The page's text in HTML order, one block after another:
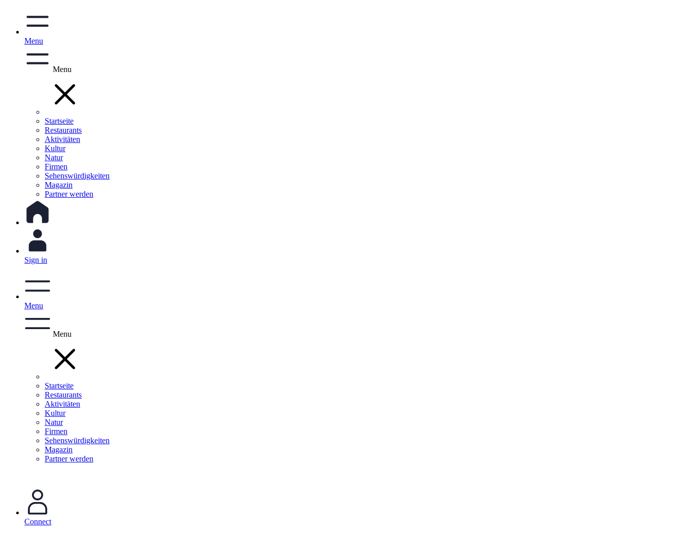
Menu
Menu
Startseite
Restaurants
Aktivitäten
Kultur
Natur
Firmen
Sehenswürdigkeiten
Magazin
Partner werden
Sign in
Menu
Menu
Startseite
Restaurants
Aktivitäten
Kultur
Natur
Firmen
Sehenswürdigkeiten
Magazin
Partner werden
Connect